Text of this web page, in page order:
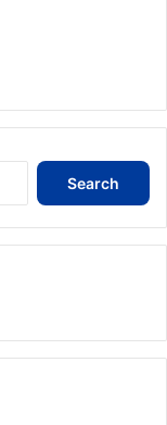
Search
for: